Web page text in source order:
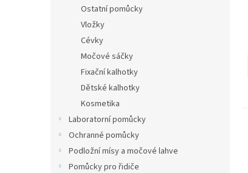
Ostatní pomůcky
Vložky
Cévky
Močové sáčky
Fixační kalhotky
Dětské kalhotky
Kosmetika
Laboratorní pomůcky
Ochranné pomůcky
Podložní mísy a močové lahve
Pomůcky pro řidiče